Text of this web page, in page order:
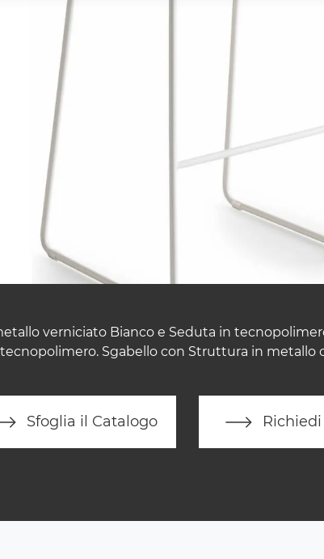
verniciato Bianco e Seduta in
Sgabello con Struttura in
Sfoglia il Catalogo